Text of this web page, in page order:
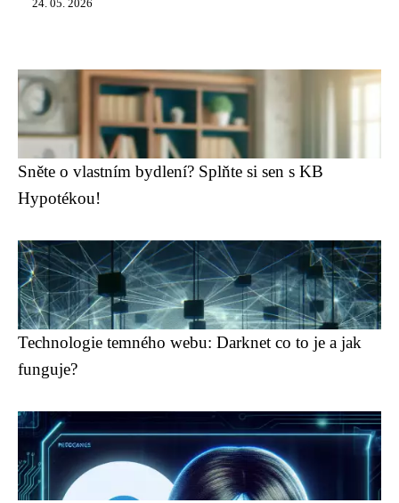
24. 05. 2026
Sněte o vlastním bydlení? Splňte si sen s KB
Hypotékou!
Technologie temného webu: Darknet co to je a jak
funguje?